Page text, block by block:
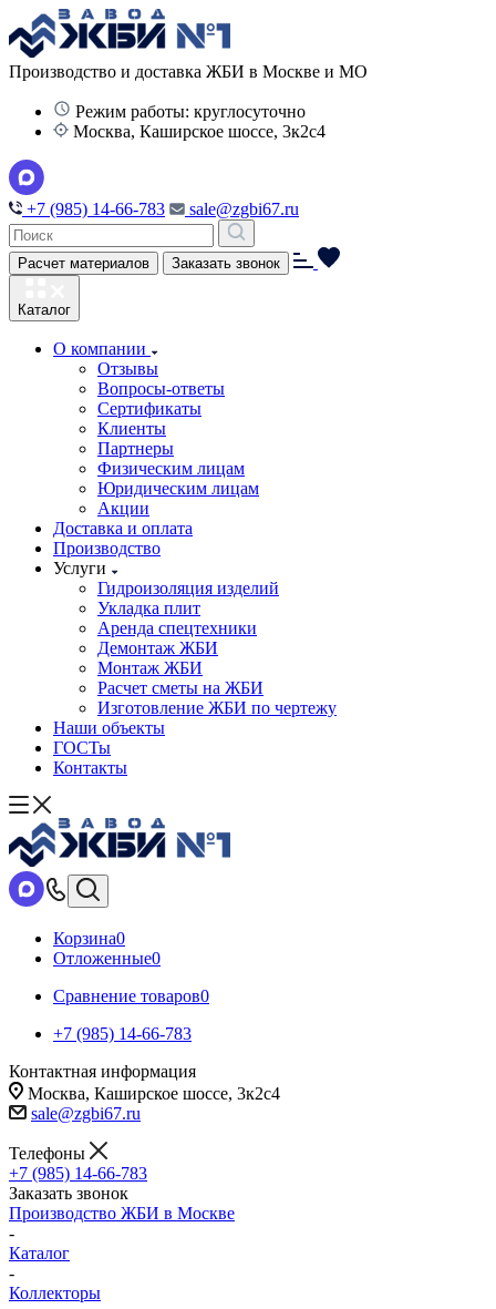
Производство и доставка ЖБИ в Москве и МО
Режим работы: круглосуточно
Москва, Каширское шоссе, 3к2с4
+7 (985) 14-66-783 sale@zgbi67.ru
Расчет материалов Заказать звонок
Каталог
О компании
Отзывы
Вопросы-ответы
Сертификаты
Клиенты
Партнеры
Физическим лицам
Юридическим лицам
Акции
Доставка и оплата
Производство
Услуги
Гидроизоляция изделий
Укладка плит
Аренда спецтехники
Демонтаж ЖБИ
Монтаж ЖБИ
Расчет сметы на ЖБИ
Изготовление ЖБИ по чертежу
Наши объекты
ГОСТы
Контакты
Корзина0
Отложенные0
Сравнение товаров0
+7 (985) 14-66-783
Контактная информация
Москва, Каширское шоссе, 3к2с4
sale@zgbi67.ru
Телефоны
+7 (985) 14-66-783
Заказать звонок
Производство ЖБИ в Москве
-
Каталог
-
Коллекторы